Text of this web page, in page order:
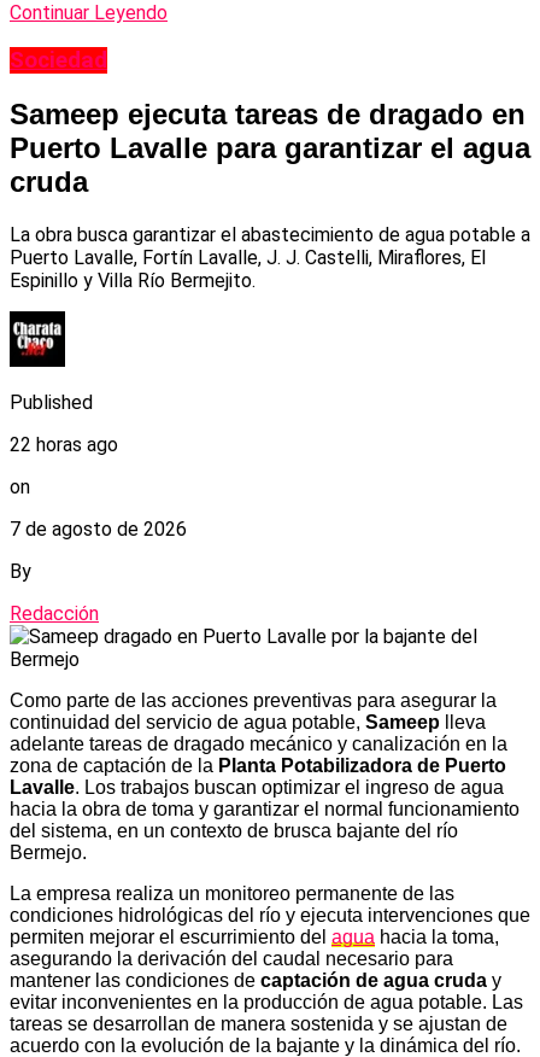
Continuar Leyendo
Sociedad
Sameep ejecuta tareas de dragado en
Puerto Lavalle para garantizar el agua
cruda
La obra busca garantizar el abastecimiento de agua potable a
Puerto Lavalle, Fortín Lavalle, J. J. Castelli, Miraflores, El
Espinillo y Villa Río Bermejito.
Published
22 horas ago
on
7 de agosto de 2026
By
Redacción
Como parte de las acciones preventivas para asegurar la
continuidad del servicio de agua potable, Sameep lleva
adelante tareas de dragado mecánico y canalización en la
zona de captación de la Planta Potabilizadora de Puerto
Lavalle. Los trabajos buscan optimizar el ingreso de agua
hacia la obra de toma y garantizar el normal funcionamiento
del sistema, en un contexto de brusca bajante del río
Bermejo.
La empresa realiza un monitoreo permanente de las
condiciones hidrológicas del río y ejecuta intervenciones que
permiten mejorar el escurrimiento del agua hacia la toma,
asegurando la derivación del caudal necesario para
mantener las condiciones de captación de agua cruda y
evitar inconvenientes en la producción de agua potable. Las
tareas se desarrollan de manera sostenida y se ajustan de
acuerdo con la evolución de la bajante y la dinámica del río.